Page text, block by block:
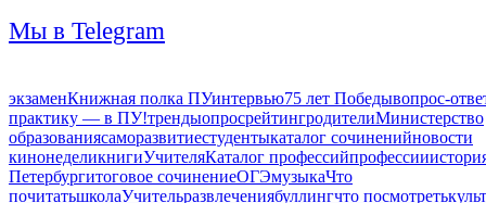
Мы в Telegram
экзаменКнижная полка ПУинтервью75 лет Победывопрос-
практику — в ПУ!трендыопросрейтингродителиМинистерство
образованиясаморазвитиестудентыкаталог сочиненийновости
кинонеделикнигиУчителяКаталог профессийпрофессии
Петербургитоговое сочинениеОГЭмузыкаЧто
почитатьшколаУчительразвлечениябуллингчто посмотреть